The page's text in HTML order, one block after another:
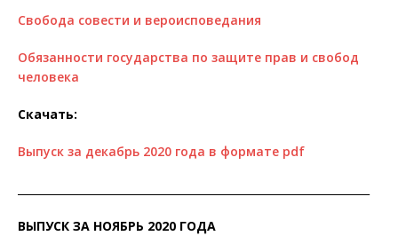
Свобода совести и вероисповедания
Обязанности государства по защите прав и свобод
человека
Скачать:
Выпуск за декабрь 2020 года в формате pdf
ВЫПУСК ЗА НОЯБРЬ 2020 ГОДА